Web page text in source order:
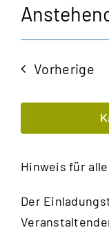
Datum
Vorherige
Hinweis für
Der